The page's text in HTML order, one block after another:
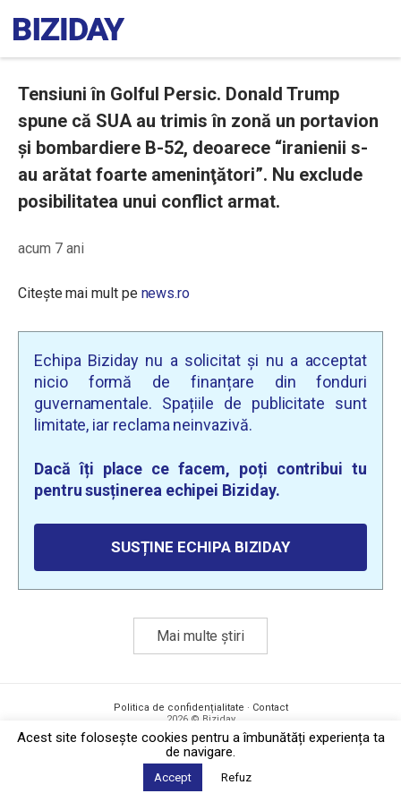
Tensiuni în Golful Persic. Donald Trump
spune că SUA au trimis în zonă un portavion
şi bombardiere B-52, deoarece “iranienii s-
au arătat foarte ameninţători”. Nu exclude
posibilitatea unui conflict armat.
acum 7 ani
Citește mai mult pe news.ro
Echipa Biziday nu a solicitat și nu a acceptat
nicio formă de finanțare din fonduri
guvernamentale. Spațiile de publicitate sunt
limitate, iar reclama neinvazivă.
Dacă îți place ce facem, poți contribui tu
pentru susținerea echipei Biziday.
SUSȚINE ECHIPA BIZIDAY
Mai multe știri
Politica de confidențialitate · Contact
2026 © Biziday
Acest site foloseşte cookies pentru a îmbunătăți experiența ta
de navigare.
Accept Refuz